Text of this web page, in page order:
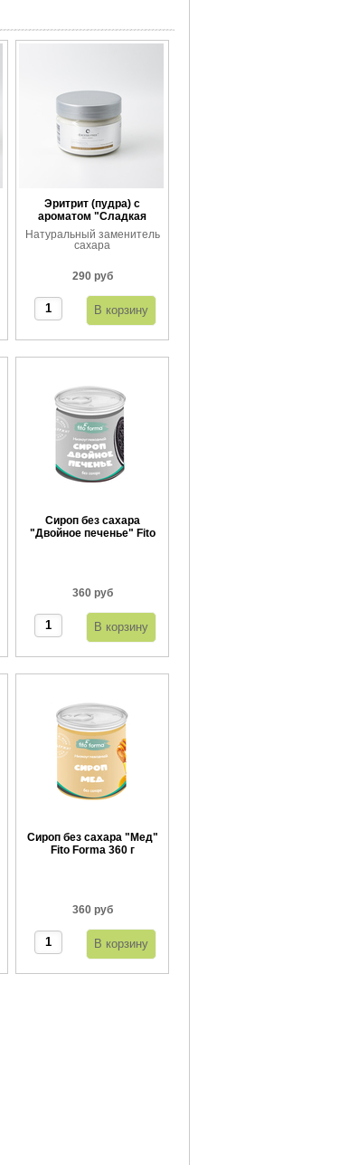
Эритрит (пудра) с
ароматом "Сладкая
ваниль"
Натуральный заменитель
сахара
290 руб
Сироп без сахара
"Двойное печенье" Fito
360 руб
Сироп без сахара "Мед"
Fito Forma 360 г
360 руб